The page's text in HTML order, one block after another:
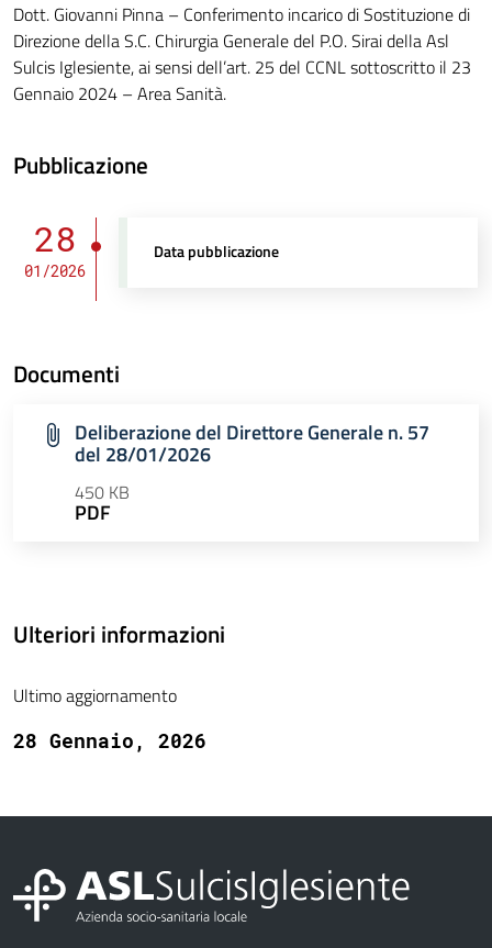
Dott. Giovanni Pinna – Conferimento incarico di Sostituzione di
Direzione della S.C. Chirurgia Generale del P.O. Sirai della Asl
Sulcis Iglesiente, ai sensi dell’art. 25 del CCNL sottoscritto il 23
Gennaio 2024 – Area Sanità.
Pubblicazione
28
01/2026
Data pubblicazione
Documenti
Deliberazione del Direttore Generale n. 57
del 28/01/2026
450 KB
PDF
Ulteriori informazioni
Ultimo aggiornamento
28 Gennaio, 2026